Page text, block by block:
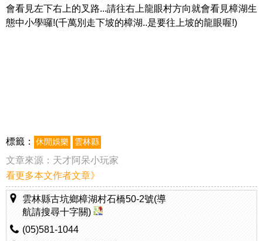
會看見左下右上的叉路...請往右上龍眼村方向就會看見樟湖生
態中小學囉!(千萬別走下坡的樟湖..是要往上坡的龍眼喔!)
標籤： 休閒娛樂 雲林縣
文章來源： 天才阿呆小玩家
看更多本文作者文章》
雲林縣古坑鄉樟湖村石橋50-2號(導
航請搜尋十字關)
(05)581-1044